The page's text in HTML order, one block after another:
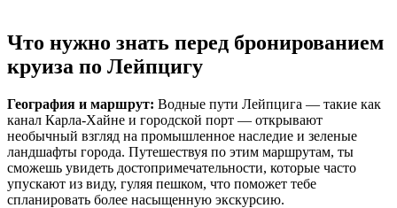
Что нужно знать перед бронированием
круиза по Лейпцигу
География и маршрут: Водные пути Лейпцига — такие как
канал Карла-Хайне и городской порт — открывают
необычный взгляд на промышленное наследие и зеленые
ландшафты города. Путешествуя по этим маршрутам, ты
сможешь увидеть достопримечательности, которые часто
упускают из виду, гуляя пешком, что поможет тебе
спланировать более насыщенную экскурсию.